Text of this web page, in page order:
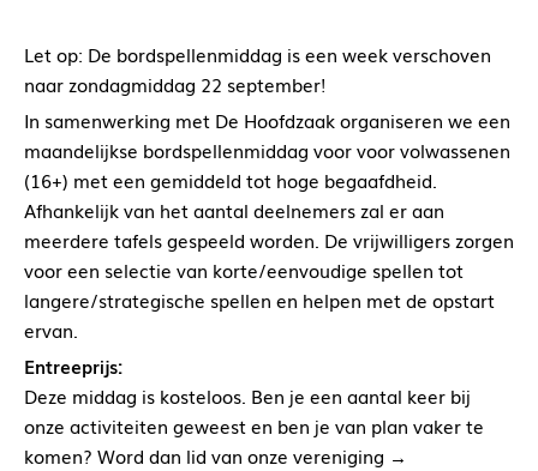
Let op: De bordspellenmiddag is een week verschoven
naar zondagmiddag 22 september!
In samenwerking met De Hoofdzaak organiseren we een
maandelijkse bordspellenmiddag voor voor volwassenen
(16+) met een gemiddeld tot hoge begaafdheid.
Afhankelijk van het aantal deelnemers zal er aan
meerdere tafels gespeeld worden. De vrijwilligers zorgen
voor een selectie van korte/eenvoudige spellen tot
langere/strategische spellen en helpen met de opstart
ervan.
Entreeprijs:
Deze middag is kosteloos. Ben je een aantal keer bij
onze activiteiten geweest en ben je van plan vaker te
komen? Word dan lid van onze vereniging →